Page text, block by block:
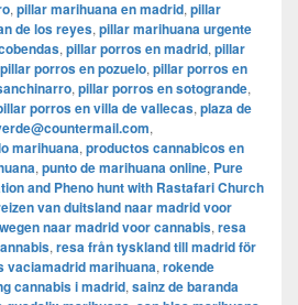
, pillar marihuana en madrid, pillar
de los reyes, pillar marihuana urgente
, pillar porros en madrid, pillar
pillar porros en pozuelo, pillar porros en
, pillar porros en sotogrande,
porros en villa de vallecas, plaza de
,
marihuana, productos cannabicos en
, punto de marihuana online, Pure
and Pheno hunt with Rastafari Church
van duitsland naar madrid voor
naar madrid voor cannabis, resa
, resa från tyskland till madrid för
vaciamadrid marihuana, rokende
cannabis i madrid, sainz de baranda